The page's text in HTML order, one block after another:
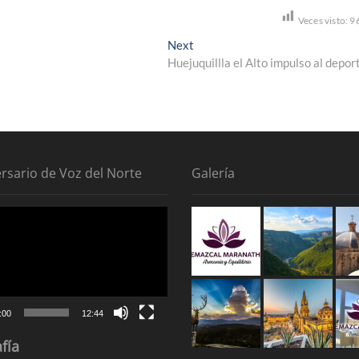
Veces visto:
Next
post:
Huejuquillla el Alto impulso al
de Voz del Norte
12:44
Galería